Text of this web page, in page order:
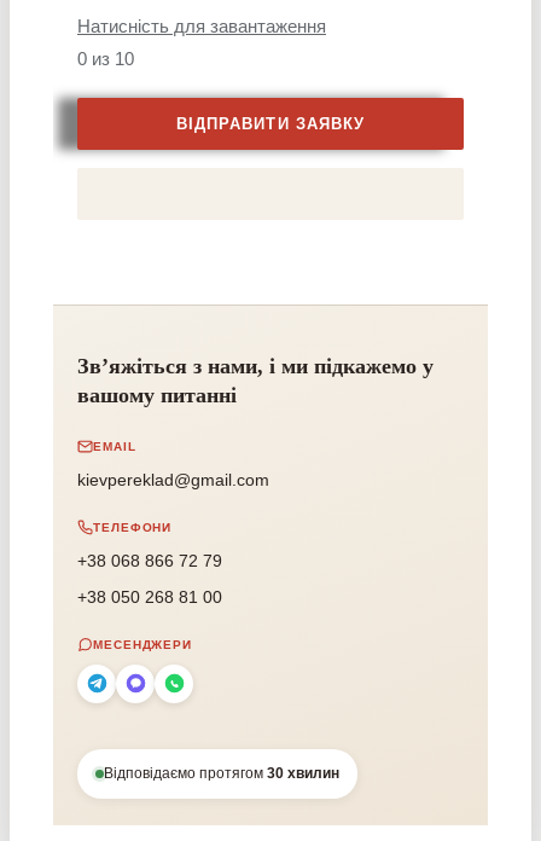
Натисність для завантаження
0 из 10
Зв’яжіться з нами, і ми підкажемо у
вашому питанні
EMAIL
kievpereklad@gmail.com
ТЕЛЕФОНИ
+38 068 866 72 79
+38 050 268 81 00
МЕСЕНДЖЕРИ
Відповідаємо протягом 30 хвилин